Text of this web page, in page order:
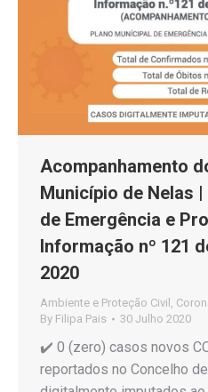
Acompanhamento
Município de Nelas
de Emergência e
Informação nº 121
2020
Ambiente e Proteção Civil ,
By Filipa Pais 30 Julho 2020
✔️ 0 (zero) casos novos
reportados no Concelho